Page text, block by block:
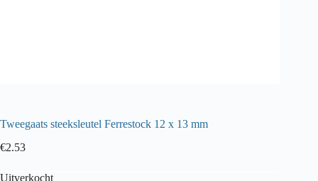
Tweegaats steeksleutel Ferrestock 12 x 13 mm
€2.53
Uitverkocht